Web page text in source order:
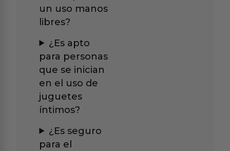
un uso manos
libres?
¿Es apto
para personas
que se inician
en el uso de
juguetes
íntimos?
¿Es seguro
para el